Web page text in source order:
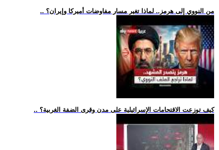
.. من النووي إلى هرمز.. لماذا تغير مسار مفاوضات أميركا وإيران؟
.. كيف توزعت الاقتحامات الإسرائيلية على مدن وقرى الضفة الغربية؟